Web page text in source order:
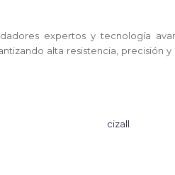
expertos y tecnología
alta resistencia, precisión